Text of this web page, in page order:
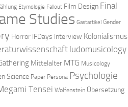
Etymologie Fallout Film Design Final
Studies Gastartikel Gender
Horror IFDays Interview Kolonialismus
ludomusicology
Mittelalter MTG Musicology
Science Paper Persona Psychologie
Tensei Wolfenstein Übersetzung